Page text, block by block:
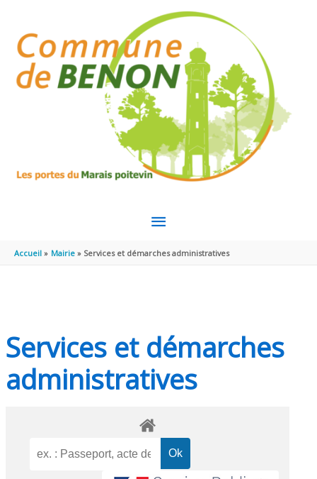
MENU
PRINCIPAL
Accueil Mairie Services et démarches administratives
Services et démarches
administratives